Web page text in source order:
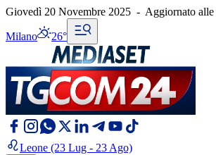
Giovedì 20 Novembre 2025 - Aggiornato alle
Milano 26°
Leone (23 Lug - 23 Ago)